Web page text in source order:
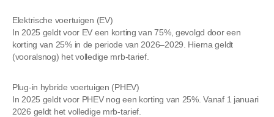
Elektrische voertuigen (EV)
In 2025 geldt voor EV een korting van 75%, gevolgd door een
korting van 25% in de periode van 2026–2029. Hierna geldt
(vooralsnog) het volledige mrb-tarief.
Plug-in hybride voertuigen (PHEV)
In 2025 geldt voor PHEV nog een korting van 25%. Vanaf 1 januari
2026 geldt het volledige mrb-tarief.